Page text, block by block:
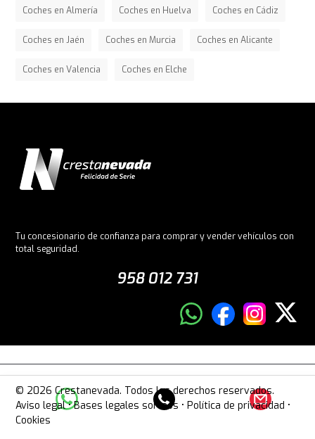
Coches en Almería Coches en Huelva Coches en Cádiz
Coches en Jaén Coches en Murcia Coches en Alicante
Coches en Valencia Coches en Elche
Tu concesionario de confianza para comprar y vender vehículos con
total seguridad.
958 012 731
© 2026 Crestanevada. Todos los derechos reservados.
Aviso legal•Bases legales sorteos •Política de privacidad •
Cookies